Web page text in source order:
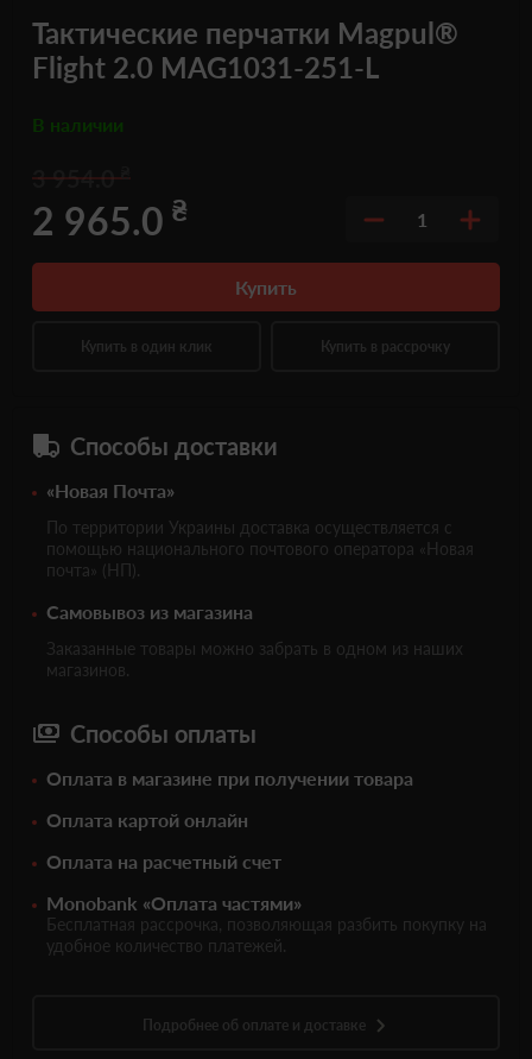
Тактические перчатки Magpul®
Flight 2.0 MAG1031-251-L
В наличии
3 954.0
2 965.0 ₴ 1
Купить
Купить в один клик Купить в рассрочку
Способы доставки
«Новая Почта»
По территории Украины доставка осуществляется с
помощью национального почтового оператора «Новая
почта» (НП).
Самовывоз из магазина
Заказанные товары можно забрать в одном из наших
магазинов.
Способы оплаты
Оплата в магазине при получении товара
Оплата картой онлайн
Оплата на расчетный счет
Monobank «Оплата частями»
Бесплатная рассрочка, позволяющая разбить покупку на
удобное количество платежей.
Подробнее об оплате и доставке